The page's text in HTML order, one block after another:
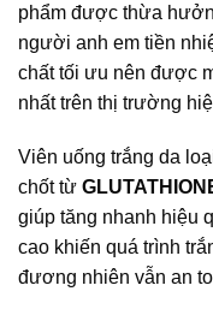
phẩm được thừa
người anh em tiền
chất tối ưu nên được
nhất trên thị trường
Viên uống trắng da
chốt từ
giúp tăng nhanh hiệu
cao khiến quá trình
đương nhiên vẫn an